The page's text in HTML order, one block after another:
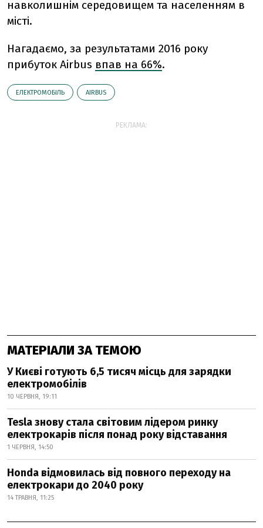
навколишнім середовищем та населенням в
місті.
Нагадаємо, за результатами 2016 року
прибуток Airbus впав на 66%.
ЕЛЕКТРОМОБІЛЬ AIRBUS
РЕКЛАМА:
МАТЕРІАЛИ ЗА ТЕМОЮ
У Києві готують 6,5 тисяч місць для зарядки
електромобілів
10 ЧЕРВНЯ, 19:11
Tesla знову стала світовим лідером ринку
електрокарів після понад року відставання
1 ЧЕРВНЯ, 14:50
Honda відмовилась від повного переходу на
електрокари до 2040 року
14 ТРАВНЯ, 11:25